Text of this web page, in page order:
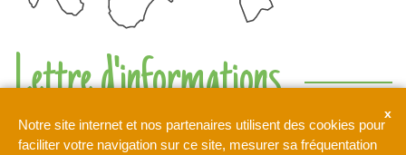
Notre site internet et nos partenaires utilisent des cookies pour
faciliter votre navigation sur ce site, mesurer sa fréquentation
Lettre d'informations
de la Brie